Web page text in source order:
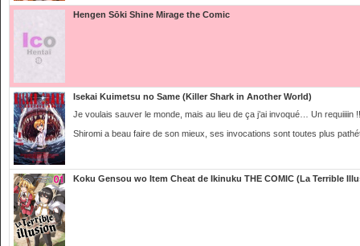
Hengen Sōki Shine Mirage the Comic
Isekai Kuimetsu no Same (Killer Shark in Another World)
Je voulais sauver le monde, mais au lieu de ça j’ai invoqué… Un requiiiin !!
Shiromi a beau faire de son mieux, ses invocations sont toutes plus
Koku Gensou wo Item Cheat de Ikinuku THE COMIC (La Terrible